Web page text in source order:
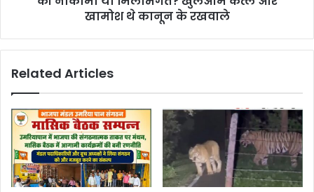
खामोश थे कानून के रखवाले
Related Articles